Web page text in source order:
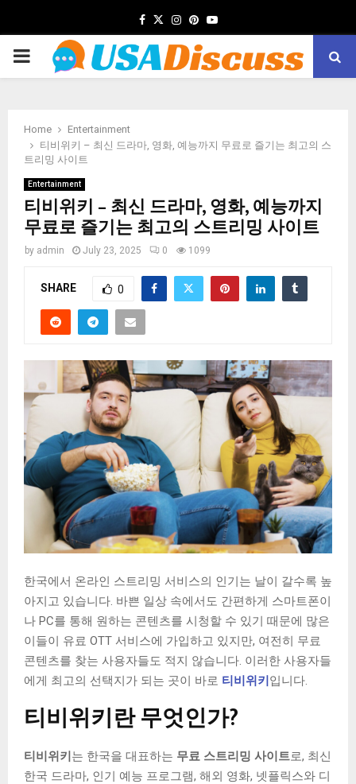
Facebook
TwitterInstagram
Pinterest
Youtube
PRIMARY
Home
Entertainment
티비위키 – 최신 드라마, 영화, 예능까지 무료로 즐기는 최고의 스
트리밍 사이트
Entertainment
티비위키 – 최신 드라마, 영화, 예능까지
무료로 즐기는 최고의 스트리밍 사이트
by admin July 23, 2025 0 1099
SHARE 0
한국에서 온라인 스트리밍 서비스의 인기는 날이 갈수록 높
아지고 있습니다. 바쁜 일상 속에서도 간편하게 스마트폰이
나 PC를 통해 원하는 콘텐츠를 시청할 수 있기 때문에 많은
이들이 유료 OTT 서비스에 가입하고 있지만, 여전히 무료
콘텐츠를 찾는 사용자들도 적지 않습니다. 이러한 사용자들
에게 최고의 선택지가 되는 곳이 바로 티비위키입니다.
티비위키란 무엇인가?
티비위키 는 한국을 대표하는 무료 스트리밍 사이트로, 최신
한국 드라마, 인기 예능 프로그램, 해외 영화, 넷플릭스와 디